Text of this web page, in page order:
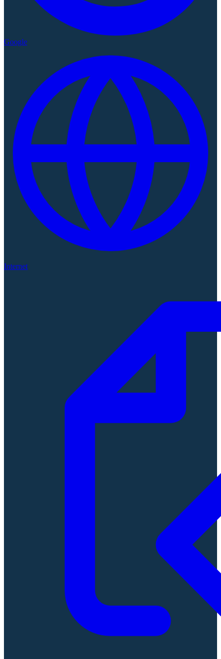
Google
Internet